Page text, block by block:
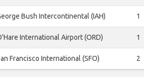
Bush Intercontinental (IAH) 1
International Airport (ORD) 1
Francisco International (SFO) 2